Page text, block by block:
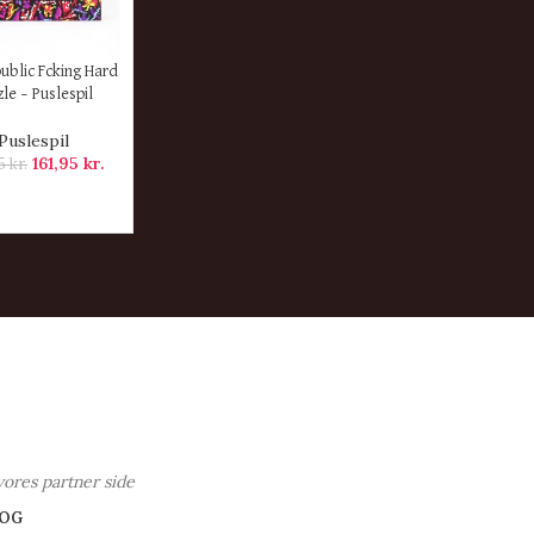
Fcking Hard
– Puslespil
kr. 161,95kr.
partner side